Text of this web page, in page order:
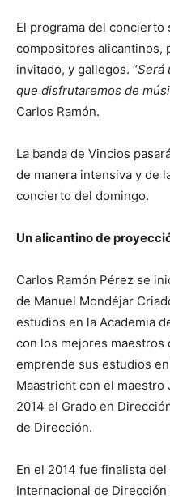
El programa del
compositores alicantinos,
invitado, y gallegos. “Será
que disfrutaremos de
Carlos Ramón.
La banda de Vincios
de manera intensiva y de
concierto del domingo.
Un alicantino de
Carlos Ramón Pérez se
de Manuel Mondéjar
estudios en la Academia
con los mejores maestros
emprende sus estudios
Maastricht con el maestro
2014 el Grado en
de Dirección.
En el 2014 fue finalista
Internacional de Dirección